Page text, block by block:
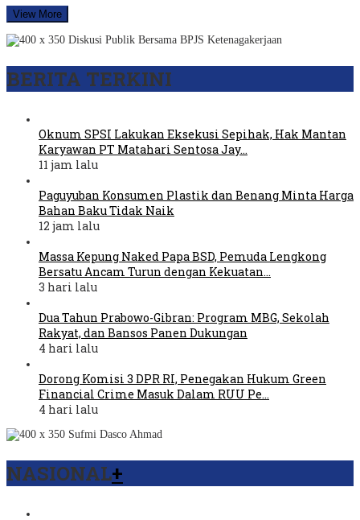
View More
BERITA TERKINI
Oknum SPSI Lakukan Eksekusi Sepihak, Hak Mantan
Karyawan PT Matahari Sentosa Jay…
11 jam lalu
Paguyuban Konsumen Plastik dan Benang Minta Harga
Bahan Baku Tidak Naik
12 jam lalu
Massa Kepung Naked Papa BSD, Pemuda Lengkong
Bersatu Ancam Turun dengan Kekuatan…
3 hari lalu
Dua Tahun Prabowo-Gibran: Program MBG, Sekolah
Rakyat, dan Bansos Panen Dukungan
4 hari lalu
Dorong Komisi 3 DPR RI, Penegakan Hukum Green
Financial Crime Masuk Dalam RUU Pe…
4 hari lalu
NASIONAL+